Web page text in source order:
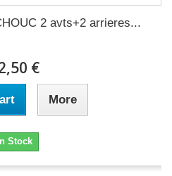
2 avts+2 arrieres...
€
More
In Stock